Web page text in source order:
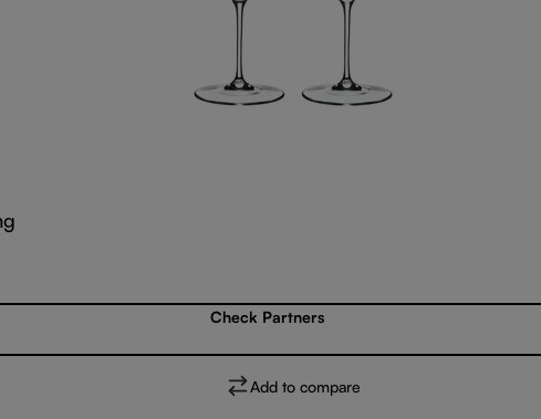
Check Partners
Add to compare